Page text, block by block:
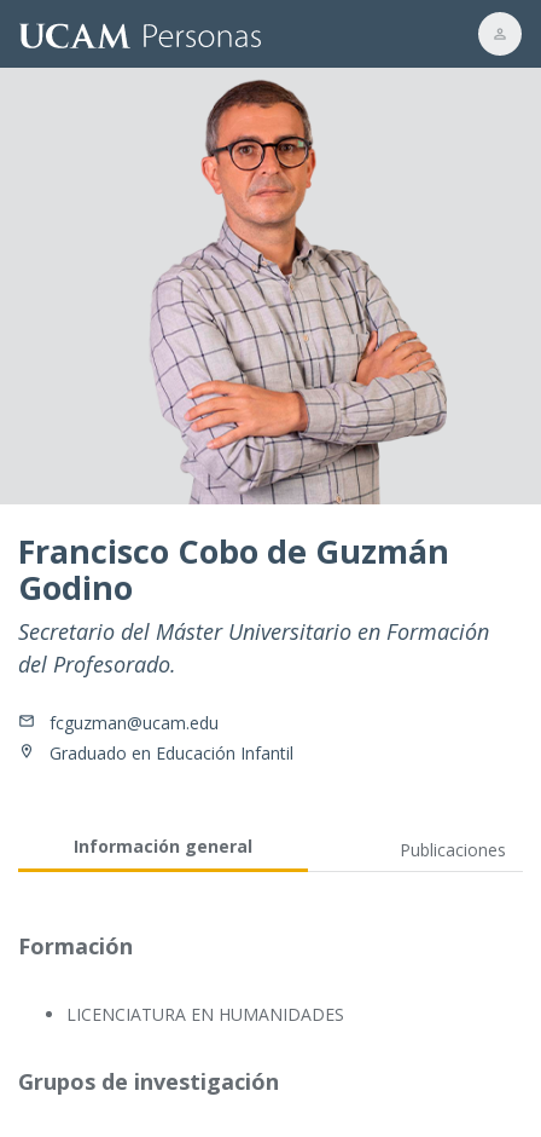
Francisco Cobo de Guzmán
Godino
Secretario del Máster Universitario en Formación
del Profesorado.
fcguzman@ucam.edu
Graduado en Educación Infantil
Información general Publicaciones
Formación
LICENCIATURA EN HUMANIDADES
Grupos de investigación